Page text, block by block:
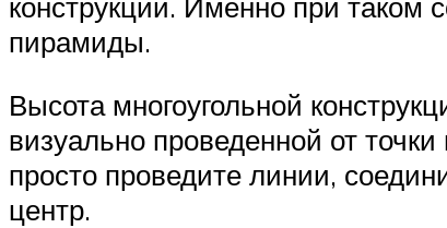
пирамиды.
Высота многоугольной
визуально проведенной от
просто проведите линии,
центр.